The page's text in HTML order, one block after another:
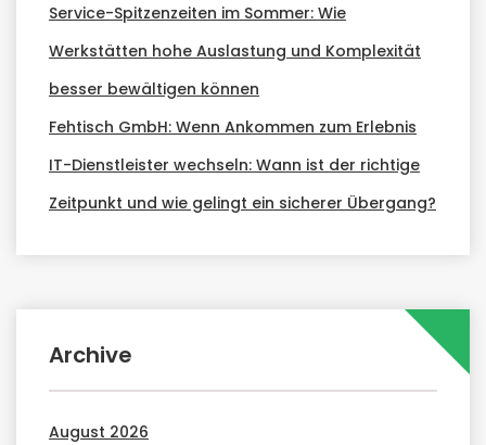
Service-Spitzenzeiten im Sommer: Wie
Werkstätten hohe Auslastung und Komplexität
besser bewältigen können
Fehtisch GmbH: Wenn Ankommen zum Erlebnis
IT-Dienstleister wechseln: Wann ist der richtige
Zeitpunkt und wie gelingt ein sicherer Übergang?
Archive
August 2026